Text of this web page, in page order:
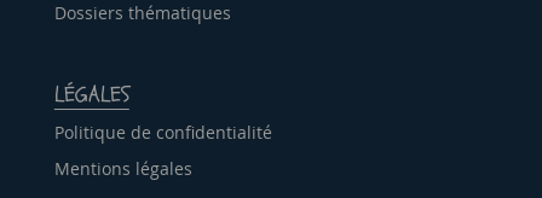
Dossiers thématiques
LÉGALES
Politique de confidentialité
Mentions légales